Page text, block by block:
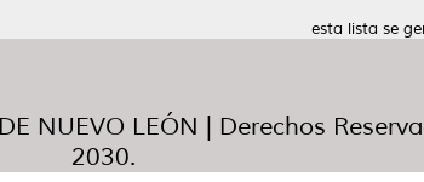
esta lista se
NUEVO LEÓN | Derechos
2030.